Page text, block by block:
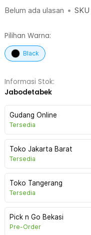
Belum ada ulasan • SKU
Pilihan Warna:
Black
Informasi Stok:
Jabodetabek
Gudang Online
Tersedia
Toko Jakarta Barat
Tersedia
Toko Tangerang
Tersedia
Pick n Go Bekasi
Pre-Order